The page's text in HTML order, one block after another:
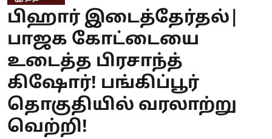
பிஹார் இடைத்தேர்தல்|
பாஜக கோட்டையை
உடைத்த பிரசாந்த்
கிஷோர்! பங்கிப்பூர்
தொகுதியில் வரலாற்று
வெற்றி!